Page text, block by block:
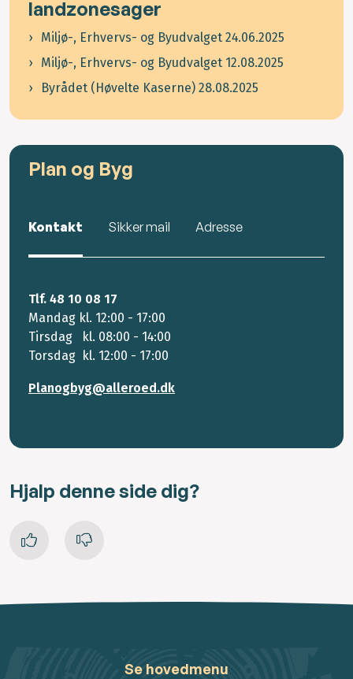
landzonesager
Miljø-, Erhvervs- og Byudvalget 24.06.2025
Miljø-, Erhvervs- og Byudvalget 12.08.2025
Byrådet (Høvelte Kaserne) 28.08.2025
Plan og Byg
Kontakt Sikker mail Adresse
Tlf. 48 10 08 17
Mandag kl. 12:00 - 17:00
Tirsdag kl. 08:00 - 14:00
Torsdag kl. 12:00 - 17:00
Planogbyg@alleroed.dk
Hjalp denne side dig?
Se hovedmenu